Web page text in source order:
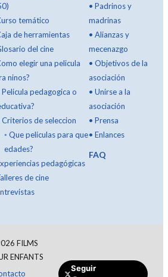
temático
de herramientas
del cine
elegir una pelicula
ninos?
Pelicula pedagogica o
Criterios de seleccion
◦ Que peliculas para que
edades?
pedagógicas
de cine
•Padrinos y
madrinas
•Alianzas y
mecenazgo
•Objetivos de la
asociación
•Unirse a la
asociación
•Prensa
•Enlances
FAQ
FILMS
ENFANTS
Seguir